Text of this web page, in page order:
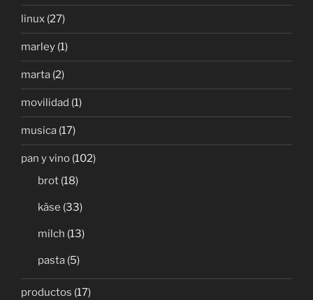
linux (27)
marley (1)
marta (2)
movilidad (1)
musica (17)
pan y vino (102)
brot (18)
käse (33)
milch (13)
pasta (5)
productos (17)